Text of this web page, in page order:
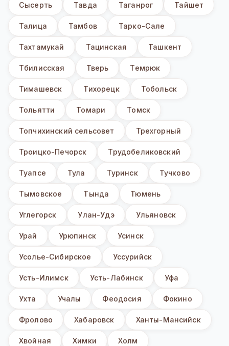
Сысерть Тавда Таганрог Тайшет
Талица Тамбов Тарко-Сале
Тахтамукай Тацинская Ташкент
Тбилисская Тверь Темрюк
Тимашевск Тихорецк Тобольск
Тольятти Томари Томск
Топчихинский сельсовет Трехгорный
Троицко-Печорск Трудобеликовский
Туапсе Тула Туринск Тучково
Тымовское Тында Тюмень
Углегорск Улан-Удэ Ульяновск
Урай Урюпинск Усинск
Усолье-Сибирское Уссурийск
Усть-Илимск Усть-Лабинск Уфа
Ухта Учалы Феодосия Фокино
Фролово Хабаровск Ханты-Мансийск
Хвойная Химки Холм